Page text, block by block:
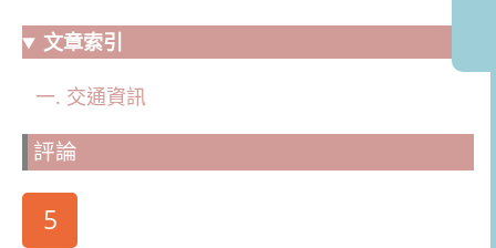
文章索引
交通資訊
評論
5